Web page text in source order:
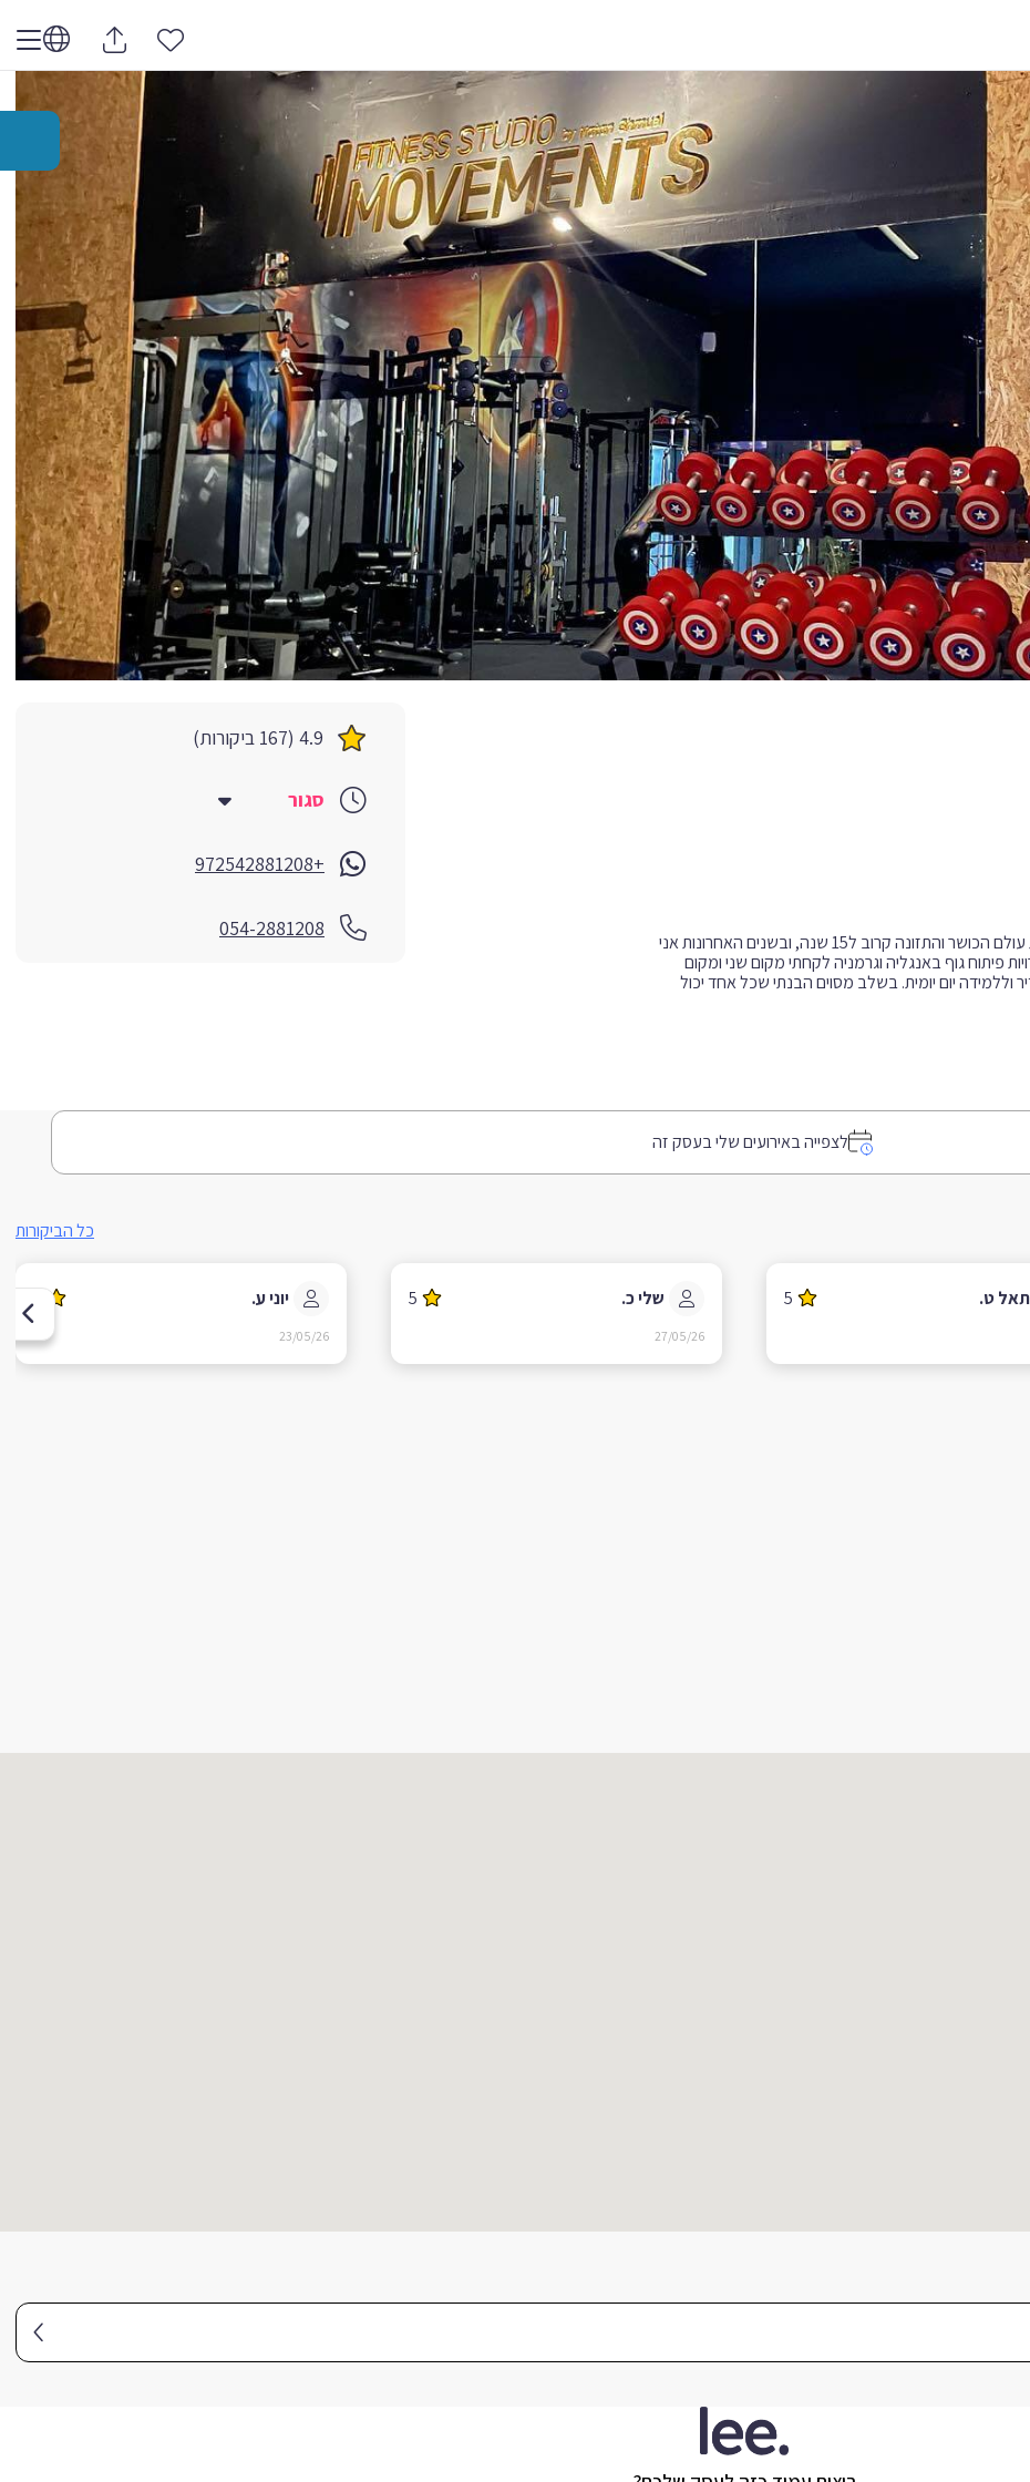
עים מאוד, אני מתן שמואל בן 31 ממושב שובה בדרום, אני חי ונושם את עולם הכושר והתזונה קרוב ל15 שנה, ובשנים האחרונות אני
פיתוח גוף באנגליה וגרמניה לקחתי מקום שני ומקום
וללמידה יום יומית. בשלב מסוים הבנתי שכל אחד יכול
4.9 (167 ביקורות)
סגור
+972542881208
054-2881208
לצפייה באירועים שלי בעסק זה
כל הביקורות
ט. 5 שלי כ. 5
27/05/26
‫יוני ע.
23/05/26